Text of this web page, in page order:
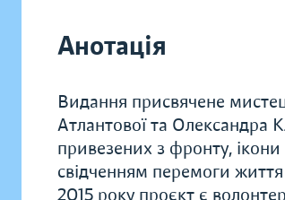
Анотація
Видання присвячене
Атлантової та Олександра
привезених з фронту,
свідченням перемоги
2015 року проєкт є